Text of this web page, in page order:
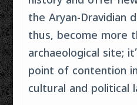
the Aryan-Dravidian
thus, become more
archaeological site;
point of contention
cultural and political